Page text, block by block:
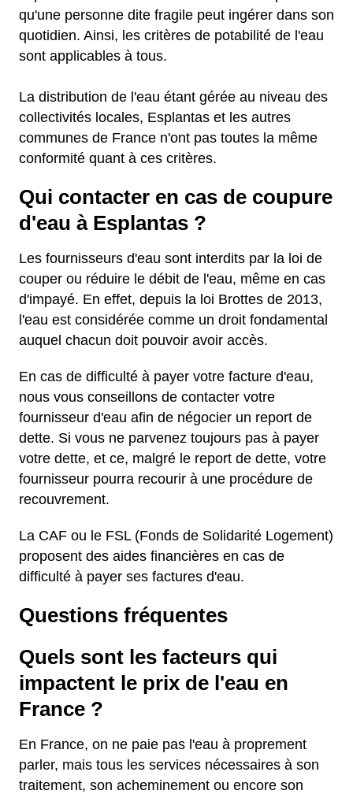
qu'une personne dite fragile peut ingérer dans son
quotidien. Ainsi, les critères de potabilité de l'eau
sont applicables à tous.
La distribution de l'eau étant gérée au niveau des
collectivités locales, Esplantas et les autres
communes de France n'ont pas toutes la même
conformité quant à ces critères.
Qui contacter en cas de coupure
d'eau à Esplantas ?
Les fournisseurs d'eau sont interdits par la loi de
couper ou réduire le débit de l'eau, même en cas
d'impayé. En effet, depuis la loi Brottes de 2013,
l'eau est considérée comme un droit fondamental
auquel chacun doit pouvoir avoir accès.
En cas de difficulté à payer votre facture d'eau,
nous vous conseillons de contacter votre
fournisseur d'eau afin de négocier un report de
dette. Si vous ne parvenez toujours pas à payer
votre dette, et ce, malgré le report de dette, votre
fournisseur pourra recourir à une procédure de
recouvrement.
La CAF ou le FSL (Fonds de Solidarité Logement)
proposent des aides financières en cas de
difficulté à payer ses factures d'eau.
Questions fréquentes
Quels sont les facteurs qui
impactent le prix de l'eau en
France ?
En France, on ne paie pas l'eau à proprement
parler, mais tous les services nécessaires à son
traitement, son acheminement ou encore son